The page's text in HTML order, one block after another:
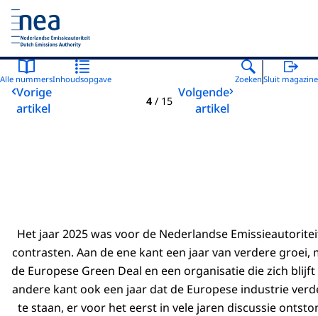
Naar de homepage van Nederlandse Emissieautoriteit
Alle nummersInhoudsopgave Zoeken Sluit magazine
Vorige
artikel
4 / 15
Volgende
artikel
Het jaar 2025 was voor de Nederlandse
contrasten. Aan de ene kant een jaar van verdere groei,
de Europese Green Deal en een organisatie die zich
andere kant ook een jaar dat de Europese industrie
te staan, er voor het eerst in vele jaren discussie